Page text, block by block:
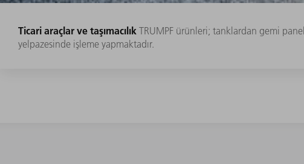
Ticari araçlar ve taşımacılık TRUMPF ürünleri; tanklardan gemi
yelpazesinde işleme yapmaktadır.